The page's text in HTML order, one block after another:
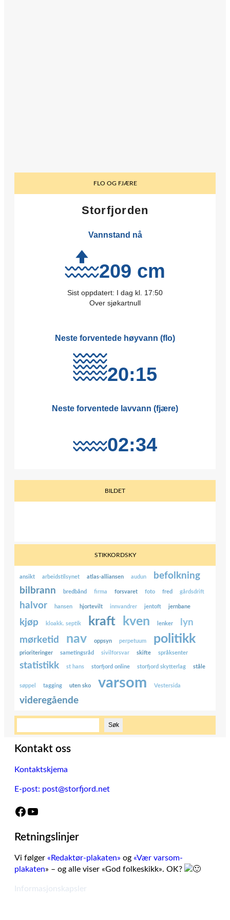
FLO OG FJÆRE
BILDET
STIKKORDSKY
ansikt arbeidstilsynet atlas-alliansen audun
befolkning
bilbrann
bredbånd firma forsvaret foto fred gårdsdrift
halvor hansen hjortevilt innvandrer jentoft jernbane
kjøp kloakk. septik kraft kven lenker
lyn
mørketid
nav oppsyn perpetuum politikk
prioriteringer sametingsråd sivilforsvar skifte språksenter
statistikk st hans storfjord online storfjord skytterlag ståle
søppel tagging uten sko varsom Vestersida
videregående
ø
k
Søk
Kontakt oss
Kontaktskjema
E-post: post@storfjord.net
Facebook YouTube
Retningslinjer
Vi følger «Redaktør-plakaten» og «Vær varsom-
plakaten» – og alle viser «God folkeskikk». OK?
Informasjonskapsler